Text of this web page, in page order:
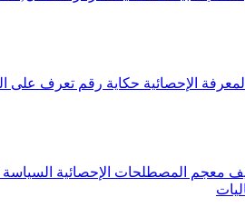
الإحصائية حكاية رقم تعرف على
معجم المصطلحات الإحصائية السياسة